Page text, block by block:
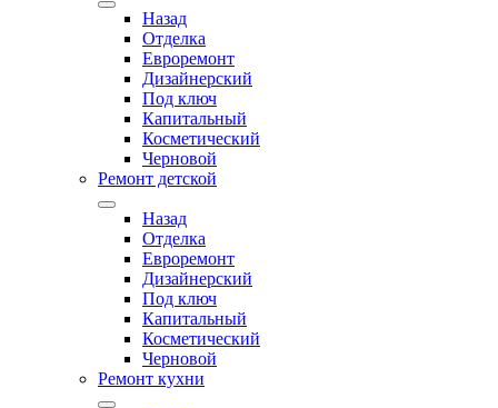
Назад
Отделка
Евроремонт
Дизайнерский
Под ключ
Капитальный
Косметический
Черновой
Ремонт детской
Назад
Отделка
Евроремонт
Дизайнерский
Под ключ
Капитальный
Косметический
Черновой
Ремонт кухни